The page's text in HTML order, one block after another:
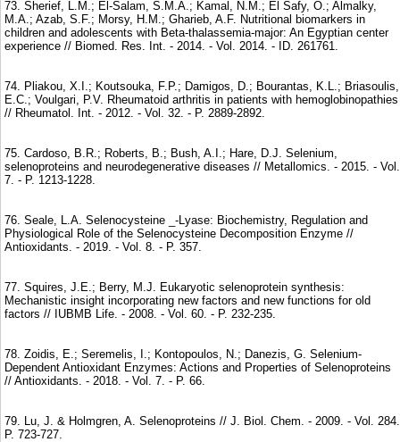
73. Sherief, L.M.; El-Salam, S.M.A.; Kamal, N.M.; El Safy, O.; Almalky,
M.A.; Azab, S.F.; Morsy, H.M.; Gharieb, A.F. Nutritional biomarkers in
children and adolescents with Beta-thalassemia-major: An Egyptian center
experience // Biomed. Res. Int. - 2014. - Vol. 2014. - ID. 261761.
74. Pliakou, X.I.; Koutsouka, F.P.; Damigos, D.; Bourantas, K.L.; Briasoulis,
E.C.; Voulgari, P.V. Rheumatoid arthritis in patients with hemoglobinopathies
// Rheumatol. Int. - 2012. - Vol. 32. - P. 2889-2892.
75. Cardoso, B.R.; Roberts, B.; Bush, A.I.; Hare, D.J. Selenium,
selenoproteins and neurodegenerative diseases // Metallomics. - 2015. - Vol.
7. - P. 1213-1228.
76. Seale, L.A. Selenocysteine _-Lyase: Biochemistry, Regulation and
Physiological Role of the Selenocysteine Decomposition Enzyme //
Antioxidants. - 2019. - Vol. 8. - P. 357.
77. Squires, J.E.; Berry, M.J. Eukaryotic selenoprotein synthesis:
Mechanistic insight incorporating new factors and new functions for old
factors // IUBMB Life. - 2008. - Vol. 60. - P. 232-235.
78. Zoidis, E.; Seremelis, I.; Kontopoulos, N.; Danezis, G. Selenium-
Dependent Antioxidant Enzymes: Actions and Properties of Selenoproteins
// Antioxidants. - 2018. - Vol. 7. - P. 66.
79. Lu, J. & Holmgren, A. Selenoproteins // J. Biol. Chem. - 2009. - Vol. 284.
P. 723-727.